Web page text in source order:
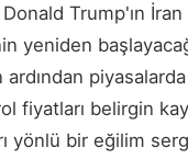
Donald Trump'ın İran
yeniden
ardından
fiyatları belirgin
yönlü bir eğilim